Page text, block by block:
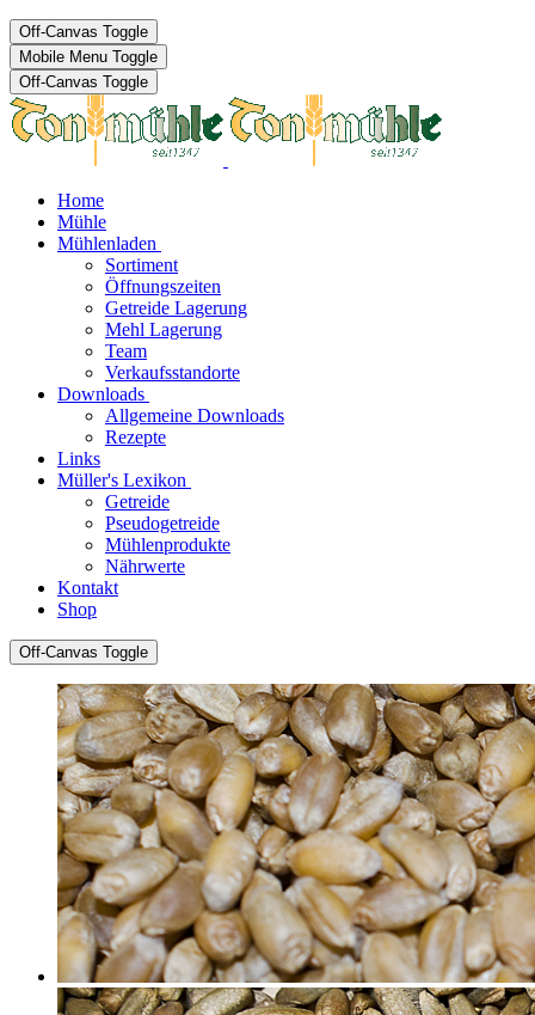
Off-Canvas Toggle
Mobile Menu Toggle
Off-Canvas Toggle
Home
Mühle
Mühlenladen
Sortiment
Öffnungszeiten
Getreide Lagerung
Mehl Lagerung
Team
Verkaufsstandorte
Downloads
Allgemeine Downloads
Rezepte
Links
Müller's Lexikon
Getreide
Pseudogetreide
Mühlenprodukte
Nährwerte
Kontakt
Shop
Off-Canvas Toggle